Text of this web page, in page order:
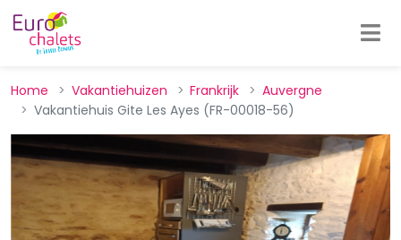
Home Vakantiehuizen Frankrijk
Auvergne
Vakantiehuis Gite Les Ayes (FR-00018-56)